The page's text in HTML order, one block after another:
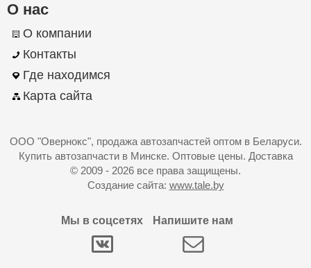
О нас
О компании
Контакты
Где находимся
Карта сайта
ООО "Овернокс", продажа автозапчастей оптом в Беларуси.
Купить автозапчасти в Минске. Оптовые цены. Доставка
© 2009 - 2026 все права защищены.
Создание сайта: www.tale.by
Мы в соцсетях Напишите нам